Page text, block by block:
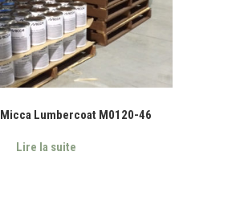
Micca Lumbercoat M0120-46
Lire la suite